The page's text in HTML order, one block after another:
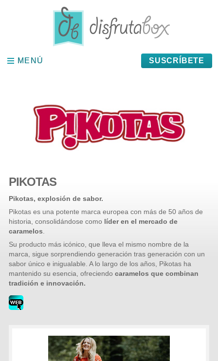
MENÚ
MENÚ SUSCRÍBETE
PIKOTAS
Pikotas, explosión de sabor.
Pikotas es una potente marca europea con más de 50 años de
historia, consolidándose como líder en el mercado de
caramelos.
Su producto más icónico, que lleva el mismo nombre de la
marca, sigue sorprendiendo generación tras generación con un
sabor único e inigualable. A lo largo de los años, Pikotas ha
mantenido su esencia, ofreciendocaramelos que combinan
tradición e innovación.